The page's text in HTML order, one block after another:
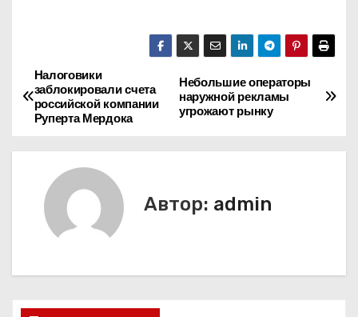
Н
а
в
ц
Небольшие операторы
наружной рекламы
угрожают рынку
Налоговики
заблокировали счета
российской компании
Руперта Мердока
Автор: admin